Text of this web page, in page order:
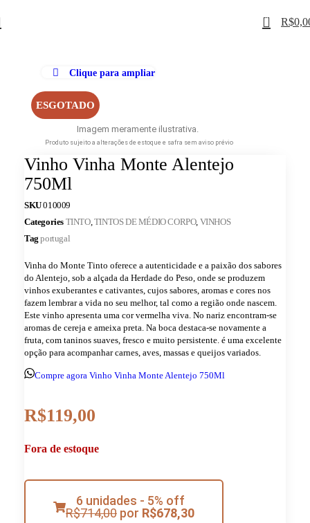
0 R$
ESGOTADO
Clique para ampliar
Imagem meramente ilustrativa.
Produto sujeito a alterações de estoque e safra sem aviso prévio
Vinho Vinha Monte Alentejo
750Ml
SKU010009
Categories TINTO,TINTOS DE MÉDIO CORPO, VINHOS
Tag portugal
Vinha do Monte Tinto oferece a autenticidade e a paixão dos sabores
do Alentejo, sob a alçada da Herdade do Peso, onde se produzem
vinhos exuberantes e cativantes, cujos sabores, aromas e cores nos
fazem lembrar a vida no seu melhor, tal como a região onde nascem.
Este vinho apresenta uma cor vermelha viva. No nariz encontram-se
aromas de cereja e ameixa preta. Na boca destaca-se novamente a
fruta, com taninos suaves, fresco e muito persistente. é uma excelente
opção para acompanhar carnes, aves, massas e queijos variados.
Compre agora Vinho Vinha Monte Alentejo 750Ml
R$119,00
Fora de estoque
6 unidades - 5% off
R$714,00 por R$678,30